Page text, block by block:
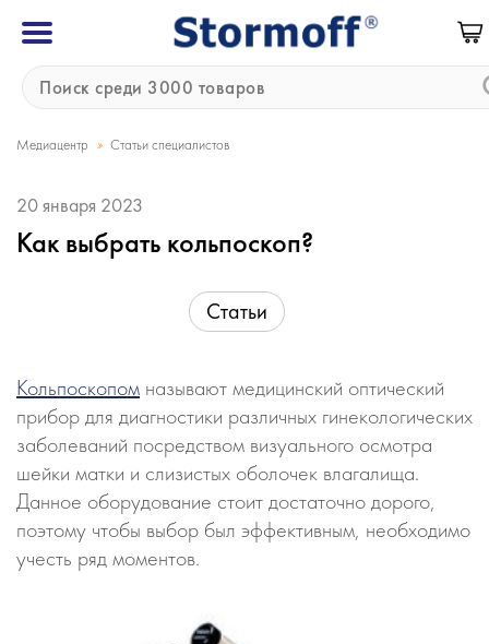
Медиацентр » Статьи специалистов
20 января 2023
Как выбрать кольпоскоп?
Статьи
Кольпоскопом называют медицинский оптический
прибор для диагностики различных гинекологических
заболеваний посредством визуального осмотра
шейки матки и слизистых оболочек влагалища.
Данное оборудование стоит достаточно дорого,
поэтому чтобы выбор был эффективным, необходимо
учесть ряд моментов.